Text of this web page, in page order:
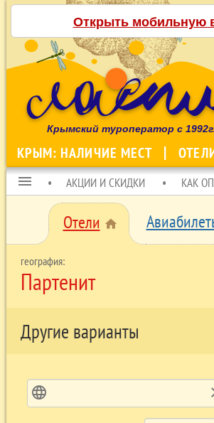
Открыть мобильную
Крымский туроператор с
КРЫМ: НАЛИЧИЕ МЕСТ
menu АКЦИИ И СКИДКИ КАК
Отели home
Партенит
Другие варианты
language